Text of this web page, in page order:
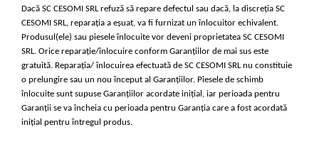
Dacă SC CESOMI SRL refuză să repare defectul sau dacă, la discreția SC
CESOMI SRL, reparația a eșuat, va fi furnizat un înlocuitor echivalent.
Produsul(ele) sau piesele înlocuite vor deveni proprietatea SC CESOMI
SRL. Orice reparație/înlocuire conform Garanțiilor de mai sus este
gratuită. Reparația/ înlocuirea efectuată de SC CESOMI SRL nu constituie
o prelungire sau un nou început al Garanțiilor. Piesele de schimb
înlocuite sunt supuse Garanțiilor acordate inițial, iar perioada pentru
Garanții se va încheia cu perioada pentru Garanția care a fost acordată
inițial pentru întregul produs.